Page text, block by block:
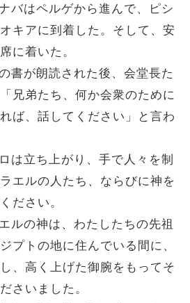
バはペルゲから進んで、ピシ
キアに到着した。そして、安
に着いた。
書が朗読された後、会堂長た
兄弟たち、何か会衆のために
ば、話してください」と言わ
は立ち上がり、手で人々を制
エルの人たち、ならびに神を
ださい。
ルの神は、わたしたちの先祖
プトの地に住んでいる間に、
、高く上げた御腕をもってそ
さいました。